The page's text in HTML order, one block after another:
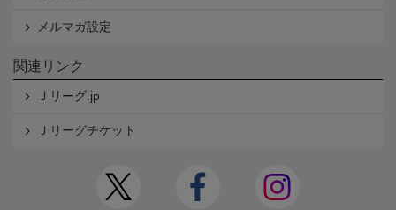
メルマガ設定
関連リンク
Ｊリーグ.jp
Ｊリーグチケット